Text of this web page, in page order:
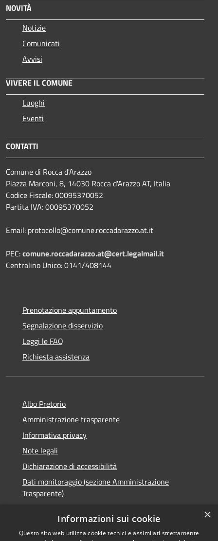
NOVITÀ
Notizie
Comunicati
Avvisi
VIVERE IL COMUNE
Luoghi
Eventi
CONTATTI
Comune di Rocca d'Arazzo
Piazza Marconi, 8, 14030 Rocca d'Arazzo AT, Italia
Codice Fiscale: 00095370052
Partita IVA: 00095370052
Email: protocollo@comune.roccadarazzo.at.it
PEC:comune.roccadarazzo.at@cert.legalmail.it
Centralino Unico: 0141/408144
Prenotazione appuntamento
Segnalazione disservizio
Leggi le FAQ
Richiesta assistenza
Albo Pretorio
Amministrazione trasparente
Informativa privacy
Note legali
Dichiarazione di accessibilità
Dati monitoraggio (sezione Amministrazione
Trasparente)
×
Informazioni sui cookie
Questo sito web utilizza cookie tecnici e assimilati strettamente